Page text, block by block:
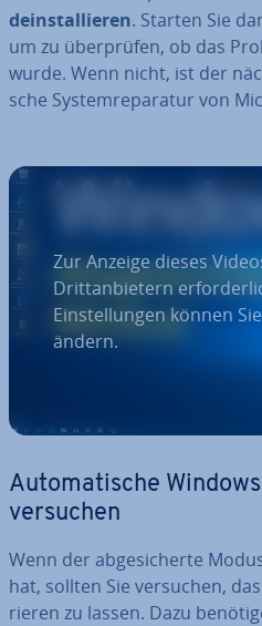
de­instal­lie­ren. Starten Sie
um zu über­prü­fen, ob das
wurde. Wenn nicht, ist der
sche Sys­tem­re­pa­ra­tur von
Zur Anzeige dieses
Drittanbietern
Einstellungen können Sie
ändern.
Au­to­ma­ti­sche
versuchen
Wenn der ab­ge­si­cher­te
hat, sollten Sie versuchen,
rie­ren zu lassen. Dazu